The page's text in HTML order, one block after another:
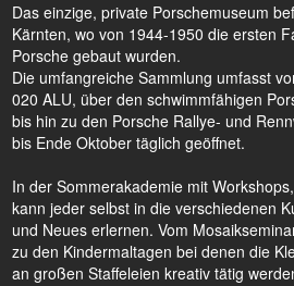
Das einzige, private Porschemuseum
Kärnten, wo von 1944-1950 die ersten
Porsche gebaut wurden.
Die umfangreiche Sammlung umfasst
020 ALU, über den schwimmfähigen
bis hin zu den Porsche Rallye- und
bis Ende Oktober täglich geöffnet.
In der Sommerakademie mit
kann jeder selbst in die verschiedenen
und Neues erlernen. Vom
zu den Kindermaltagen bei denen die
an großen Staffeleien kreativ tätig